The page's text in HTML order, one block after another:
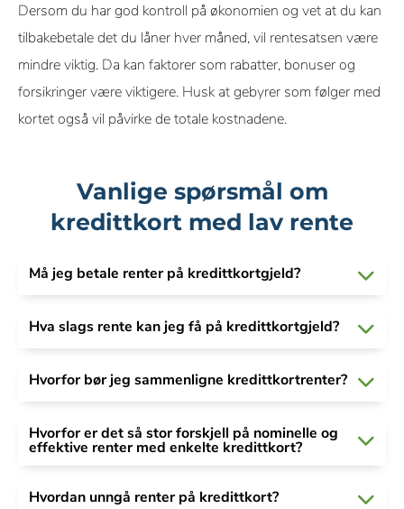
Dersom du har god kontroll på økonomien og vet at du kan
tilbakebetale det du låner hver måned, vil rentesatsen være
mindre viktig. Da kan faktorer som rabatter, bonuser og
forsikringer være viktigere. Husk at gebyrer som følger med
kortet også vil påvirke de totale kostnadene.
Vanlige spørsmål om
kredittkort med lav rente
Må jeg betale renter på kredittkortgjeld?
Hva slags rente kan jeg få på kredittkortgjeld?
Hvorfor bør jeg sammenligne kredittkortrenter?
Hvorfor er det så stor forskjell på nominelle og
effektive renter med enkelte kredittkort?
Hvordan unngå renter på kredittkort?